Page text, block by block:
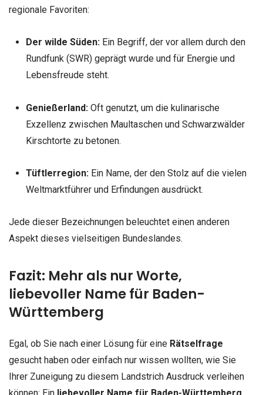
regionale Favoriten:
Der wilde Süden:Ein Begriff, der vor allem durch den
Rundfunk (SWR) geprägt wurde und für Energie und
Lebensfreude steht.
Genießerland:Oft genutzt, um die kulinarische
Exzellenz zwischen Maultaschen und Schwarzwälder
Kirschtorte zu betonen.
Tüftlerregion:Ein Name, der den Stolz auf die vielen
Weltmarktführer und Erfindungen ausdrückt.
Jede dieser Bezeichnungen beleuchtet einen anderen
Aspekt dieses vielseitigen Bundeslandes.
Fazit: Mehr als nur Worte,
liebevoller Name für Baden-
Württemberg
Egal, ob Sie nach einer Lösung für eine Rätselfrage
gesucht haben oder einfach nur wissen wollten, wie Sie
Ihrer Zuneigung zu diesem Landstrich Ausdruck verleihen